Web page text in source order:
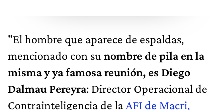
"El hombre que aparece de espaldas,
mencionado con su nombre de pila en la
misma y ya famosa reunión, es Diego
Dalmau Pereyra: Director Operacional de
Contrainteligencia de la AFI de Macri,